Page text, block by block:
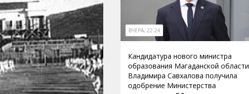
ВЧЕРА, 22:24
Кандидатура нового министра
образования Магаданской области
Владимира Савхалова получила
одобрение Министерства